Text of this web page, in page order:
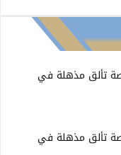
تألق مذهلة في
تألق مذهلة في